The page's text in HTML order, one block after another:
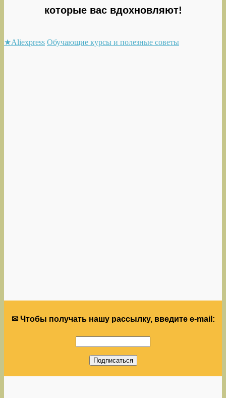
которые вас вдохновляют!
★Aliexpress Обучающие курсы и полезные советы
✉ Чтобы получать нашу рассылку, введите e-mail: